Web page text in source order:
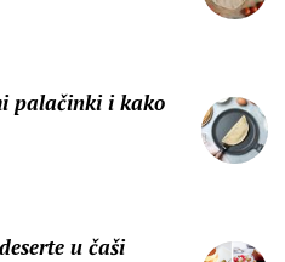
palačinki i kako
u čaši